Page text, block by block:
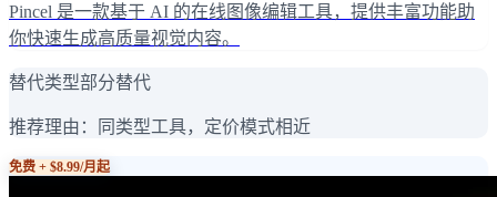
Pincel 是一款基于 AI 的在线图像编辑工具，提供丰富功能助
你快速生成高质量视觉内容。
替代类型部分替代
推荐理由： 同类型工具，定价模式相近
免费 + $8.99/月起